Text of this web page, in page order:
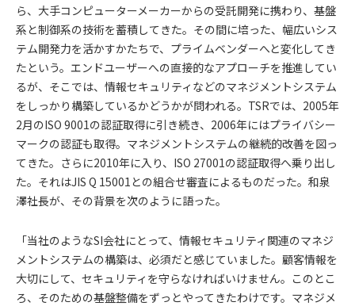
ら、大手コンピューターメーカーからの受託開発に携わり、基盤
系と制御系の技術を蓄積してきた。その間に培った、幅広いシス
テム開発力を活かすかたちで、プライムベンダーへと変化してき
たという。エンドユーザーへの直接的なアプローチを推進してい
るが、そこでは、情報セキュリティなどのマネジメントシステム
をしっかり構築しているかどうかが問われる。TSRでは、2005年
2月のISO 9001の認証取得に引き続き、2006年にはプライバシー
マークの認証も取得。マネジメントシステムの継続的改善を図っ
てきた。さらに2010年に入り、ISO 27001の認証取得へ乗り出し
た。それはJIS Q 15001との組合せ審査によるものだった。和泉
澤社長が、その背景を次のように語った。
「当社のようなSI会社にとって、情報セキュリティ関連のマネジ
メントシステムの構築は、必須だと感じていました。顧客情報を
大切にして、セキュリティを守らなければいけません。このとこ
ろ、そのための基盤整備をずっとやってきたわけです。マネジメ